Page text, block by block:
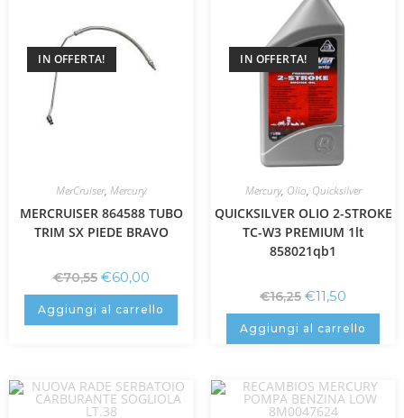
IN OFFERTA!
MerCruiser, Mercury
MERCRUISER 864588 TUBO
TRIM SX PIEDE BRAVO
€70,55 €60,00
Aggiungi al carrello
IN OFFERTA!
Mercury, Olio, Quicksilver
QUICKSILVER OLIO 2-STROKE
TC-W3 PREMIUM 1lt
858021qb1
€16,25 €11,50
Aggiungi al carrello